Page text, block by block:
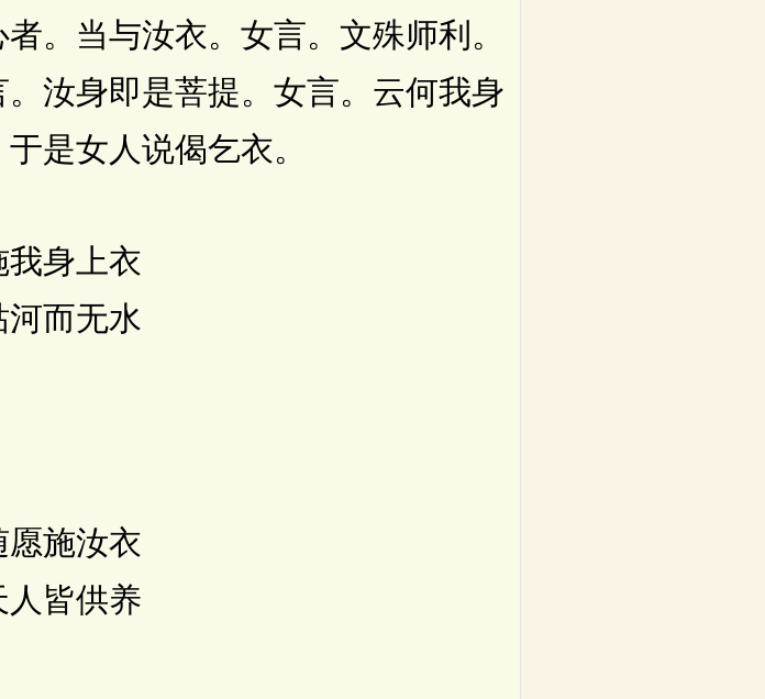
。当与汝衣。女言。文殊师利。
汝身即是菩提。女言。云何我身
是女人说偈乞衣。
身上衣
而无水
施汝衣
皆供养